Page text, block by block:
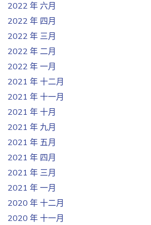
2022 年 六月
2022 年 四月
2022 年 三月
2022 年 二月
2022 年 一月
2021 年 十二月
2021 年 十一月
2021 年 十月
2021 年 九月
2021 年 五月
2021 年 四月
2021 年 三月
2021 年 一月
2020 年 十二月
2020 年 十一月